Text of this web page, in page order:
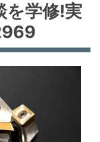
を学修!実